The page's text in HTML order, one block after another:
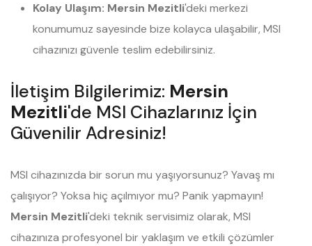
Kolay Ulaşım: Mersin Mezitli'deki merkezi
konumumuz sayesinde bize kolayca ulaşabilir, MSI
cihazınızı güvenle teslim edebilirsiniz.
İletişim Bilgilerimiz: Mersin
Mezitli'de MSI Cihazlarınız İçin
Güvenilir Adresiniz!
MSI cihazınızda bir sorun mu yaşıyorsunuz? Yavaş mı
çalışıyor? Yoksa hiç açılmıyor mu? Panik yapmayın!
Mersin Mezitli'deki teknik servisimiz olarak, MSI
cihazınıza profesyonel bir yaklaşım ve etkili çözümler